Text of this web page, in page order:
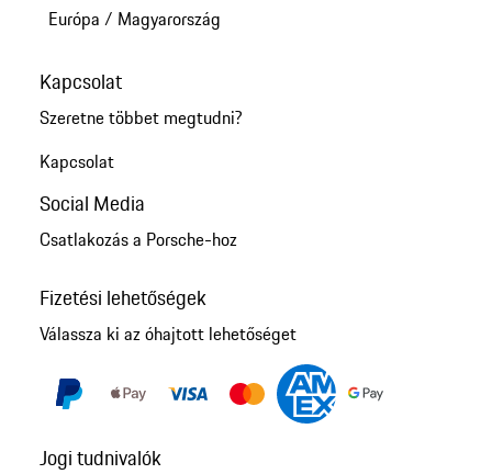
Európa / Magyarország
Kapcsolat
Szeretne többet megtudni?
Kapcsolat
Social Media
Csatlakozás a Porsche-hoz
Fizetési lehetőségek
Válassza ki az óhajtott lehetőséget
Jogi tudnivalók